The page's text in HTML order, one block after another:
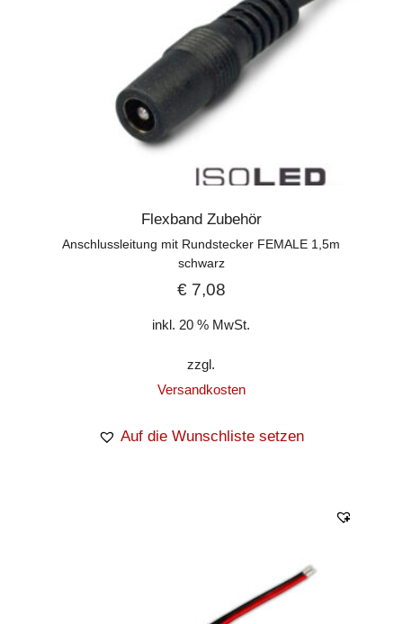
Flexband Zubehör
Anschlussleitung mit Rundstecker FEMALE 1,5m
schwarz
€7,08
inkl. 20 % MwSt.
zzgl.
Versandkosten
Auf die Wunschliste setzen